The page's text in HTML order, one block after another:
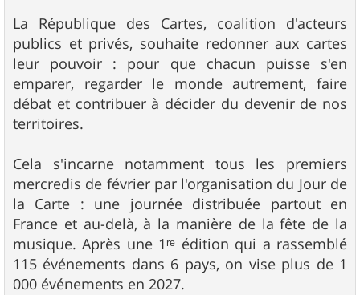
La République des Cartes, coalition d'acteurs
publics et privés, souhaite redonner aux cartes
leur pouvoir : pour que chacun puisse s'en
emparer, regarder le monde autrement, faire
débat et contribuer à décider du devenir de nos
territoires.
Cela s'incarne notamment tous les premiers
mercredis de février par l'organisation du Jour de
la Carte : une journée distribuée partout en
France et au-delà, à la manière de la fête de la
musique. Après une 1ʳᵉ édition qui a rassemblé
115 événements dans 6 pays, on vise plus de 1
000 événements en 2027.